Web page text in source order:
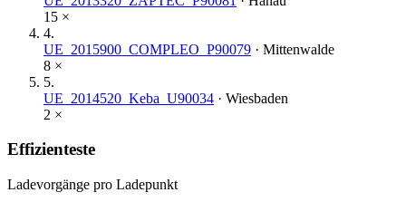
15 ×
4.
UE_2015900_COMPLEO_P90079 · Mittenwalde
8 ×
5.
UE_2014520_Keba_U90034 · Wiesbaden
2 ×
Effizienteste
Ladevorgänge pro Ladepunkt